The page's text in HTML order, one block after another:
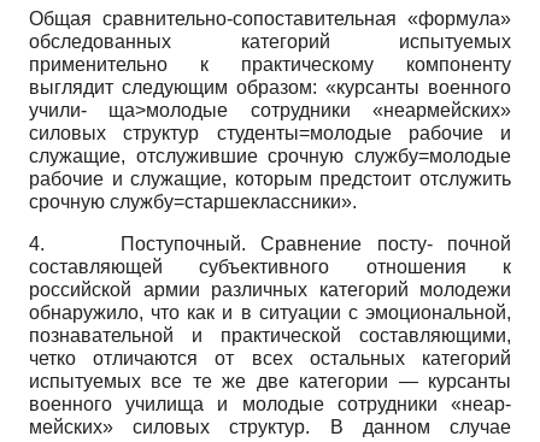
Общая сравнительно-сопоставительная «формула»
обследованных категорий испытуемых
применительно к практическому компоненту
выглядит следующим образом: «курсанты военного
учили- ща>молодые сотрудники «неармейских»
силовых структур студенты=молодые рабочие и
служащие, отслужившие срочную службу=молодые
рабочие и служащие, которым предстоит отслужить
срочную службу=старшеклассники».
4.
Поступочный. Сравнение посту- почной
составляющей субъективного отношения к
российской армии различных категорий молодежи
обнаружило, что как и в ситуации с эмоциональной,
познавательной и практической составляющими,
четко отличаются от всех остальных категорий
испытуемых все те же две категории — курсанты
военного училища и молодые сотрудники «неар­
мейских» силовых структур. В данном случае